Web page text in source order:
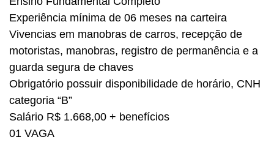
Experiência mínima de 06 meses na carteira
Vivencias em manobras de carros, recepção de
motoristas, manobras, registro de permanência e a
guarda segura de chaves
Obrigatório possuir disponibilidade de horário, CNH
categoria “B”
Salário R$ 1.668,00 + benefícios
01 VAGA